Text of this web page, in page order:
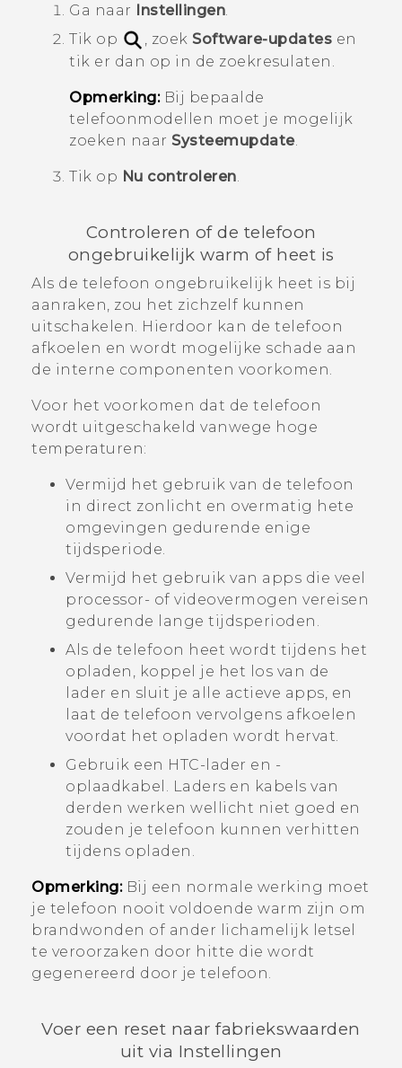
Ga naar Instellingen
Tik op
, zoek Software-updates en
tik er dan op in de zoekresulaten.
Opmerking:Bij bepaalde
telefoonmodellen moet je mogelijk
zoeken naar Systeemupdate.
Tik op Nu controleren.
Controleren of de telefoon
ongebruikelijk warm of heet is
Als de telefoon ongebruikelijk heet is bij
aanraken, zou het zichzelf kunnen
uitschakelen. Hierdoor kan de telefoon
afkoelen en wordt mogelijke schade aan
de interne componenten voorkomen.
Voor het voorkomen dat de telefoon
wordt uitgeschakeld vanwege hoge
temperaturen:
Vermijd het gebruik van de telefoon
in direct zonlicht en overmatig hete
omgevingen gedurende enige
tijdsperiode.
Vermijd het gebruik van apps die veel
processor- of videovermogen vereisen
gedurende lange tijdsperioden.
Als de telefoon heet wordt tijdens het
opladen, koppel je het los van de
lader en sluit je alle actieve apps, en
laat de telefoon vervolgens afkoelen
voordat het opladen wordt hervat.
Gebruik een HTC-lader en -
oplaadkabel. Laders en kabels van
derden werken wellicht niet goed en
zouden je telefoon kunnen verhitten
tijdens opladen.
Opmerking:Bij een normale werking moet
je telefoon nooit voldoende warm zijn om
brandwonden of ander lichamelijk letsel
te veroorzaken door hitte die wordt
gegenereerd door je telefoon.
Voer een reset naar fabriekswaarden
uit via Instellingen